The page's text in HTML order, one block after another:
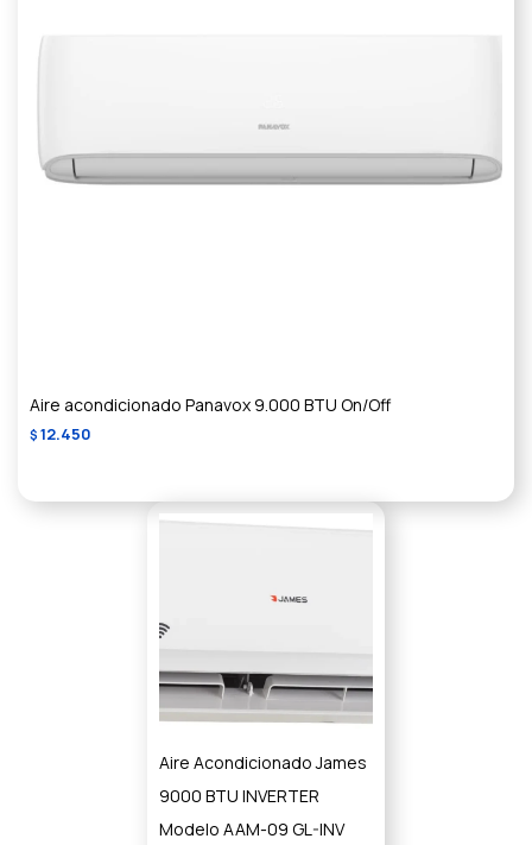
Aire acondicionado Panavox 9.000 BTU On/Off
$ 12.450
Aire Acondicionado James
9000 BTU INVERTER
Modelo AAM-09 GL-INV